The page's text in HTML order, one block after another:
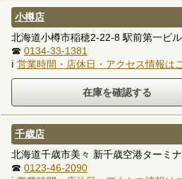
小樽店
北海道小樽市稲穂2-22-8 駅前第一ビ
☎ 0134-33-1381
ℹ 営業時間・店休日・アクセス情報は
千歳店
北海道千歳市美々 新千歳空港ターミ
☎ 0123-46-2090